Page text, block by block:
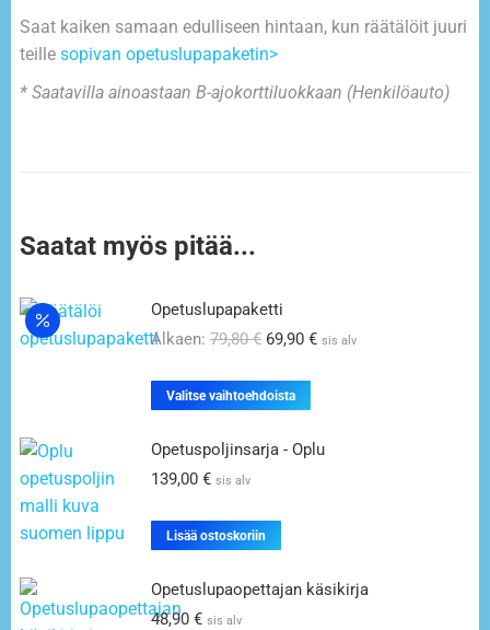
Saat kaiken samaan edulliseen hintaan, kun räätälöit juuri
teille sopivan opetuslupapaketin>
* Saatavilla ainoastaan B-ajokorttiluokkaan (Henkilöauto)
Saatat myös pitää...
Opetuslupapaketti
Alkaen: 79,80€ 69,90 € sis alv
Valitse vaihtoehdoista
Opetuspoljinsarja - Oplu
139,00 € sis alv
Lisää ostoskoriin
Opetuslupaopettajan käsikirja
48,90 € sis alv